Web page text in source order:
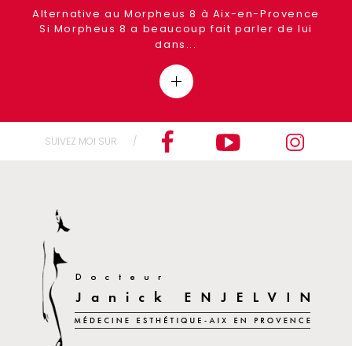
Alternative au Morpheus 8 à Aix-en-Provence
Si Morpheus 8 a beaucoup fait parler de lui
dans...
SUIVEZ MOI SUR